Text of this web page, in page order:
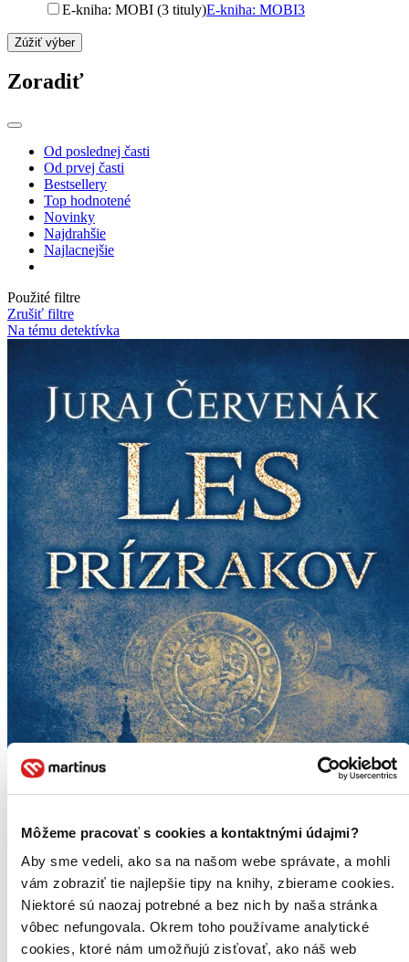
Môžeme pracovať s cookies a kontaktnými údajmi?
Aby sme vedeli, ako sa na našom webe správate, a mohli
vám zobraziť tie najlepšie tipy na knihy, zbierame cookies.
Niektoré sú naozaj potrebné a bez nich by naša stránka
vôbec nefungovala. Okrem toho používame analytické
cookies, ktoré nám umožňujú zisťovať, ako náš web
E-kniha: MOBI (3 tituly)E-kniha: MOBI3
Zúžiť výber
Zoradiť
Od poslednej časti
Od prvej časti
Bestsellery
Top hodnotené
Novinky
Najdrahšie
Najlacnejšie
Použité filtre
Zrušiť filtre
Na tému detektívka